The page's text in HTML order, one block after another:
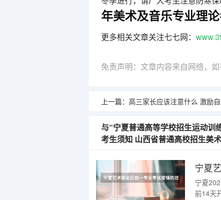
年美术及音乐专业理
更多相关文章关注七七网：
免责声明：文章内容来自网络，
上一篇： 高三家长应该注意什么 激励
与“宁夏普通高等学校招生运动训
考生须知 山西省普通高校招生美
宁夏
前14天